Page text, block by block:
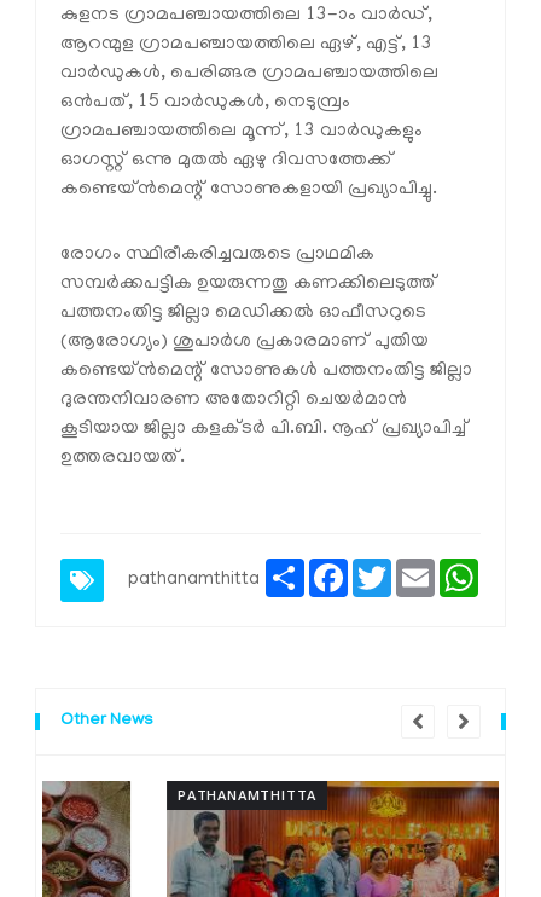
കുളനട ഗ്രാമപഞ്ചായത്തിലെ 13-ാം വാര്‍ഡ്,
ആറന്മുള ഗ്രാമപഞ്ചായത്തിലെ ഏഴ്, എട്ട്, 13
വാര്‍ഡുകള്‍, പെരിങ്ങര ഗ്രാമപഞ്ചായത്തിലെ
ഒന്‍പത്, 15 വാര്‍ഡുകള്‍, നെടുമ്പ്രം
ഗ്രാമപഞ്ചായത്തിലെ മൂന്ന്, 13 വാര്‍ഡുകളും
ഓഗസ്റ്റ് ഒന്നു മുതല്‍ ഏഴു ദിവസത്തേക്ക്
കണ്ടെയ്ന്‍മെന്റ് സോണുകളായി പ്രഖ്യാപിച്ചു.
രോഗം സ്ഥിരീകരിച്ചവരുടെ പ്രാഥമിക
സമ്പര്‍ക്കപട്ടിക ഉയരുന്നതു കണക്കിലെടുത്ത്
പത്തനംതിട്ട ജില്ലാ മെഡിക്കല്‍ ഓഫീസറുടെ
(ആരോഗ്യം) ശുപാര്‍ശ പ്രകാരമാണ് പുതിയ
കണ്ടെയ്ന്‍മെന്റ് സോണുകള്‍ പത്തനംതിട്ട ജില്ലാ
ദുരന്തനിവാരണ അതോറിറ്റി ചെയര്‍മാന്‍
കൂടിയായ ജില്ലാ കളക്ടര്‍ പി.ബി. നൂഹ് പ്രഖ്യാപിച്ച്
ഉത്തരവായത്.
pathanamthitta
ShareFacebook
TwitterEmail
Other News
PATHANAMTHITTA